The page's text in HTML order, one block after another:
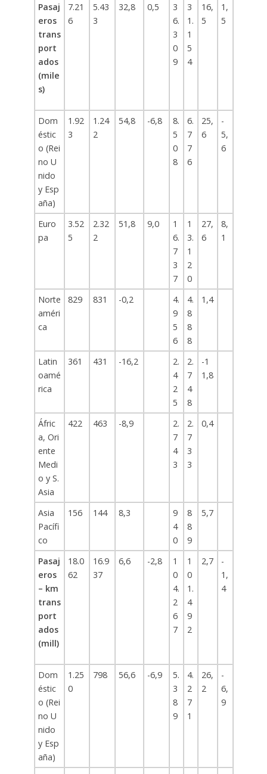
Pasaj
eros
trans
port
ados
(mile
s)
7.21
6
5.43
3
32,8 0,5
3
6.
3
0
9
3
1.
1
5
4
16,
5
1,
5
Dom
éstic
o (Rei
no U
nido
y Esp
aña)
1.92
3
1.24
2
54,8 -6,8
8.
5
0
8
6.
7
7
6
25,
6
-
5,
6
Euro
pa
3.52
5
2.32
2
51,8 9,0
1
6.
7
3
7
1
3.
1
2
0
27,
6
8,
1
Norte
améri
ca
829 831 -0,2
4.
9
5
6
4.
8
8
8
1,4
Latin
oamé
rica
361 431 -16,2
2.
4
2
5
2.
7
4
8
-1
1,8
Áfric
a, Ori
ente
Medi
o y S.
Asia
422 463 -8,9
2.
7
4
3
2.
7
3
3
0,4
Asia
Pacífi
co
156 144 8,3
9
4
0
8
8
9
5,7
Pasaj
eros
– km
trans
port
ados
(mill)
18.0
62
16.9
37
6,6 -2,8
1
0
4.
2
6
7
1
0
1.
4
9
2
2,7
-
1,
4
Dom
éstic
o (Rei
no U
nido
y Esp
aña)
1.25
0
798 56,6 -6,9
5.
3
8
9
4.
2
7
1
26,
2
-
6,
9